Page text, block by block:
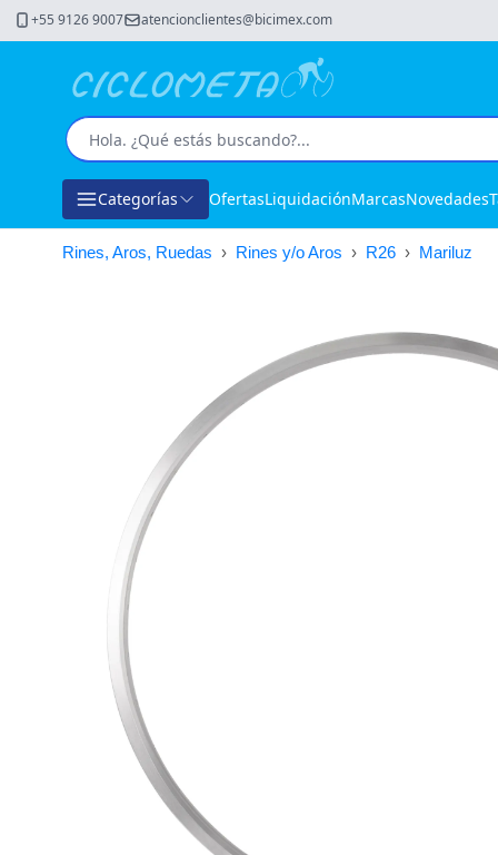
+55 9126 9007 atencionclientes@bicimex.com
Categorías OfertasLiquidaciónMarcasNovedades
Rines, Aros, Ruedas › Rines y/o Aros › R26 › Mariluz